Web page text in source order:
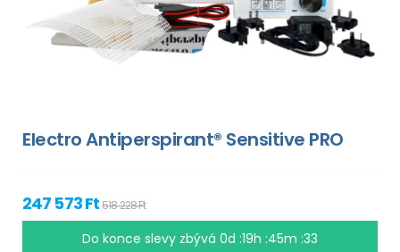
Electro Antiperspirant® Sensitive PRO
247 573 Ft518 228 Ft
Do konce slevy zbývá 0d :19h :45m :33